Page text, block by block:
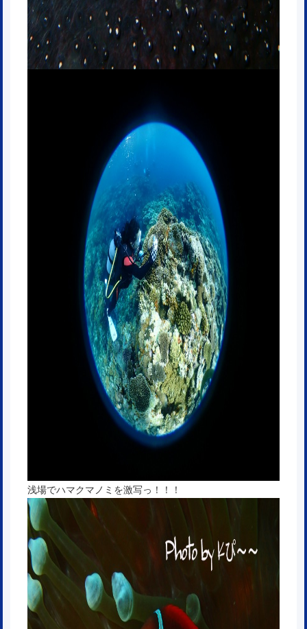
浅場でハマクマノミを激写っ！！！